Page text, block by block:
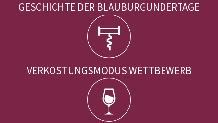
GESCHICHTE DER BLAUBURGUNDERTAGE
VERKOSTUNGSMODUS WETTBEWERB